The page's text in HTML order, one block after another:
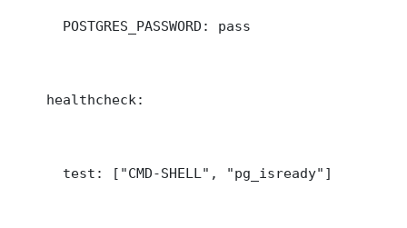
      POSTGRES_PASSWORD: pass
    healthcheck:
      test: ["CMD-SHELL", "pg_isready"]